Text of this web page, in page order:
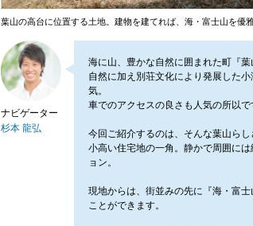
葉山の高台に位置する土地。建物を建てれば、海・富士山を優
ナビゲーター
杉本 龍弘
海に山、豊かな自然に囲まれた町『葉
自然に加え別荘文化により発展した
気。
車でのアクセスの良さも人気の所以で
今回ご紹介するのは、そんな葉山らし
小高い住宅地の一角。静かで周囲に
ョン。
現地からは、街並みの先に『海・富
ことができます。